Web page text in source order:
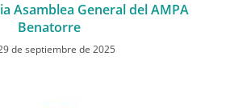
Asamblea General del AMPA
Benatorre
de septiembre de 2025